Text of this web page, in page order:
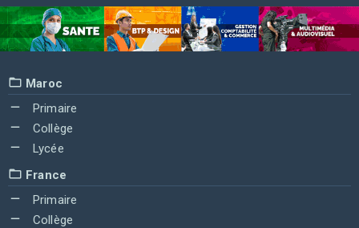
Maroc
Primaire
Collège
Lycée
France
Primaire
Collège